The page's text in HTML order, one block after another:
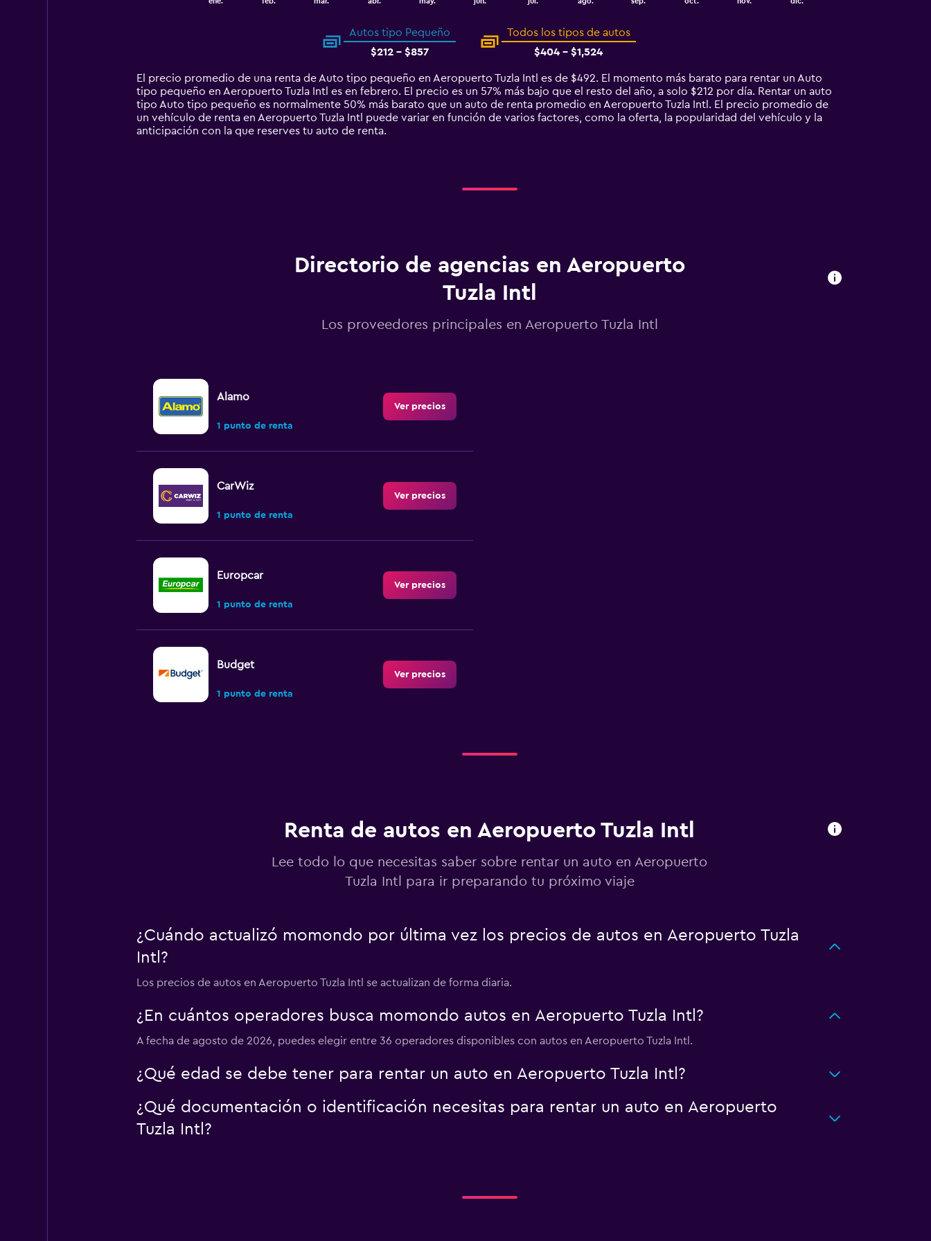
14
categories.
The
chart
has
Autos tipo Pequeño
$212 - $857
Todos los tipos de autos
$404 - $1,524
El precio promedio de una renta de Auto tipo pequeño en Aeropuerto Tuzla Intl es de $492. El momento más barato para rentar un Auto
tipo pequeño en Aeropuerto Tuzla Intl es en febrero. El precio es un 57% más bajo que el resto del año, a solo $212 por día. Rentar un auto
tipo Auto tipo pequeño es normalmente 50% más barato que un auto de renta promedio en Aeropuerto Tuzla Intl. El precio promedio de
un vehículo de renta en Aeropuerto Tuzla Intl puede variar en función de varios factores, como la oferta, la popularidad del vehículo y la
anticipación con la que reserves tu auto de renta.
Directorio de agencias en Aeropuerto
Tuzla Intl
Los proveedores principales en Aeropuerto Tuzla Intl
Alamo
1 punto de renta
Ver precios
CarWiz
1 punto de renta
Ver precios
Europcar
1 punto de renta
Ver precios
Budget
1 punto de renta
Ver precios
Euro Rent a Car
Ver precios
Euro Rent
Renta de autos en Aeropuerto Tuzla Intl
Lee todo lo que necesitas saber sobre rentar un auto en Aeropuerto
Tuzla Intl para ir preparando tu próximo viaje
¿Cuándo actualizó momondo por última vez los precios de autos en Aeropuerto Tuzla
Intl?
Los precios de autos en Aeropuerto Tuzla Intl se actualizan de forma diaria.
¿En cuántos operadores busca momondo autos en Aeropuerto Tuzla Intl?
A fecha de agosto de 2026, puedes elegir entre 36 operadores disponibles con autos en Aeropuerto Tuzla Intl.
¿Qué edad se debe tener para rentar un auto en Aeropuerto Tuzla Intl?
¿Qué documentación o identificación necesitas para rentar un auto en Aeropuerto
Tuzla Intl?